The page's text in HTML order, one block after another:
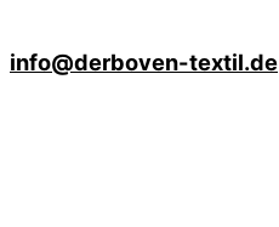
info@derboven-textil.de